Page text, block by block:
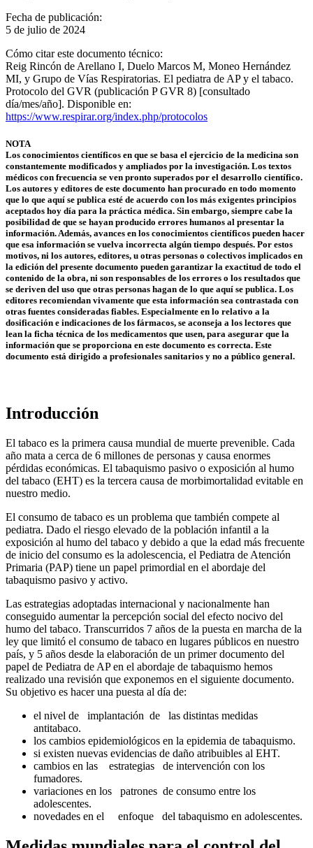
Fecha de publicación:
5 de julio de 2024
Cómo citar este documento técnico:
Reig Rincón de Arellano I, Duelo Marcos M, Moneo Hernández
MI, y Grupo de Vías Respiratorias. El pediatra de AP y el tabaco.
Protocolo del GVR (publicación P GVR 8) [consultado
día/mes/año]. Disponible en:
https://www.respirar.org/index.php/protocolos
NOTA
Los conocimientos científicos en que se basa el ejercicio de la medicina son
constantemente modificados y ampliados por la investigación. Los textos
médicos con frecuencia se ven pronto superados por el desarrollo científico.
Los autores y editores de este documento han procurado en todo momento
que lo que aquí se publica esté de acuerdo con los más exigentes principios
aceptados hoy día para la práctica médica. Sin embargo, siempre cabe la
posibilidad de que se hayan producido errores humanos al presentar la
información. Además, avances en los conocimientos científicos pueden hacer
que esa información se vuelva incorrecta algún tiempo después. Por estos
motivos, ni los autores, editores, u otras personas o colectivos implicados en
la edición del presente documento pueden garantizar la exactitud de todo el
contenido de la obra, ni son responsables de los errores o los resultados que
se deriven del uso que otras personas hagan de lo que aquí se publica. Los
editores recomiendan vivamente que esta información sea contrastada con
otras fuentes consideradas fiables. Especialmente en lo relativo a la
dosificación e indicaciones de los fármacos, se aconseja a los lectores que
lean la ficha técnica de los medicamentos que usen, para asegurar que la
información que se proporciona en este documento es correcta. Este
documento está dirigido a profesionales sanitarios y no a público general.
Introducción
El tabaco es la primera causa mundial de muerte prevenible. Cada
año mata a cerca de 6 millones de personas y causa enormes
pérdidas económicas. El tabaquismo pasivo o exposición al humo
del tabaco (EHT) es la tercera causa de morbimortalidad evitable en
nuestro medio.
El consumo de tabaco es un problema que también compete al
pediatra. Dado el riesgo elevado de la población infantil a la
exposición al humo del tabaco y debido a que la edad más frecuente
de inicio del consumo es la adolescencia, el Pediatra de Atención
Primaria (PAP) tiene un papel primordial en el abordaje del
tabaquismo pasivo y activo.
Las estrategias adoptadas internacional y nacionalmente han
conseguido aumentar la percepción social del efecto nocivo del
humo del tabaco. Transcurridos 7 años de la puesta en marcha de la
ley que limitó el consumo de tabaco en lugares públicos en nuestro
país, y 5 años desde la elaboración de un primer documento del
papel de Pediatra de AP en el abordaje de tabaquismo hemos
realizado una revisión que exponemos en el siguiente documento.
Su objetivo es hacer una puesta al día de:
el nivel de implantación de las distintas medidas
antitabaco.
los cambios epidemiológicos en la epidemia de tabaquismo.
si existen nuevas evidencias de daño atribuibles al EHT.
cambios en las estrategias de intervención con los
fumadores.
variaciones en los patrones de consumo entre los
adolescentes.
novedades en el enfoque del tabaquismo en adolescentes.